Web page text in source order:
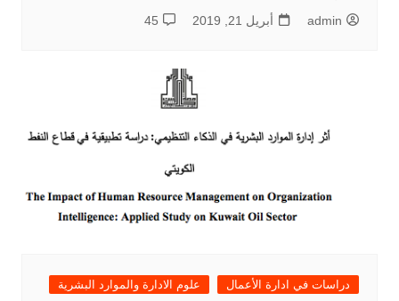
admin أبريل 21, 2019 45
دراسات في ادارة الأعمال علوم الادارة والموارد البشرية